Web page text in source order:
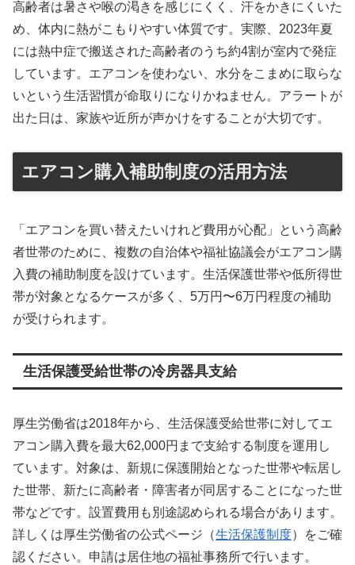
高齢者は暑さや喉の渇きを感じにくく、汗をかきにくいた
め、体内に熱がこもりやすい体質です。実際、2023年夏
には熱中症で搬送された高齢者のうち約4割が室内で発症
しています。エアコンを使わない、水分をこまめに取らな
いという生活習慣が命取りになりかねません。アラートが
出た日は、家族や近所が声かけをすることが大切です。
エアコン購入補助制度の活用方法
「エアコンを買い替えたいけれど費用が心配」という高齢
者世帯のために、複数の自治体や福祉協議会がエアコン購
入費の補助制度を設けています。生活保護世帯や低所得世
帯が対象となるケースが多く、5万円〜6万円程度の補助
が受けられます。
生活保護受給世帯の冷房器具支給
厚生労働省は2018年から、生活保護受給世帯に対してエ
アコン購入費を最大62,000円まで支給する制度を運用し
ています。対象は、新規に保護開始となった世帯や転居し
た世帯、新たに高齢者・障害者が同居することになった世
帯などです。設置費用も別途認められる場合があります。
詳しくは厚生労働省の公式ページ（生活保護制度）をご確
認ください。申請は居住地の福祉事務所で行います。